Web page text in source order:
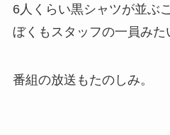
6人くらい黒シャツが並ぶ
ぼくもスタッフの一員みた
番組の放送もたのしみ。